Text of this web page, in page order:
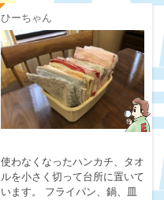
岡山市から助成金がでます！...
ひーちゃん
使わなくなったハンカチ、タオ
ルを小さく切って台所に置いて
います。 フライパン、鍋、皿